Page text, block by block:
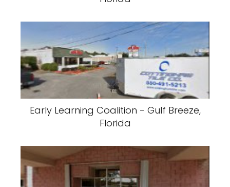
Early Learning Coalition - Gulf Breeze,
Florida